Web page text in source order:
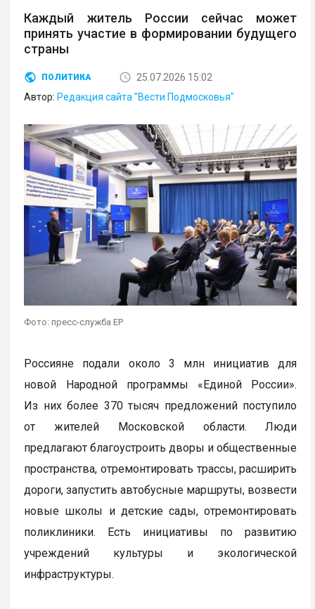
Каждый житель России сейчас может
принять участие в формировании будущего
страны
ПОЛИТИКА
25.07.2026 15:02
Автор: Редакция сайта "Вести Подмосковья"
Фото: пресс-служба ЕР
Россияне подали около 3 млн инициатив для
новой Народной программы «Единой России».
Из них более 370 тысяч предложений поступило
от жителей Московской области. Люди
предлагают благоустроить дворы и общественные
пространства, отремонтировать трассы, расширить
дороги, запустить автобусные маршруты, возвести
новые школы и детские сады, отремонтировать
поликлиники. Есть инициативы по развитию
учреждений культуры и экологической
инфраструктуры.